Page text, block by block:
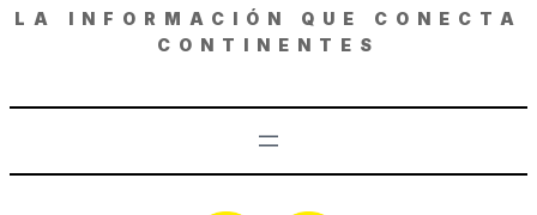
LA INFORMACIÓN QUE CONECTA
CONTINENTES